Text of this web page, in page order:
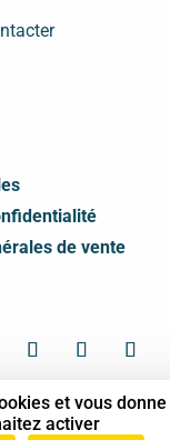
de vente
Professionnels
et vous
activer